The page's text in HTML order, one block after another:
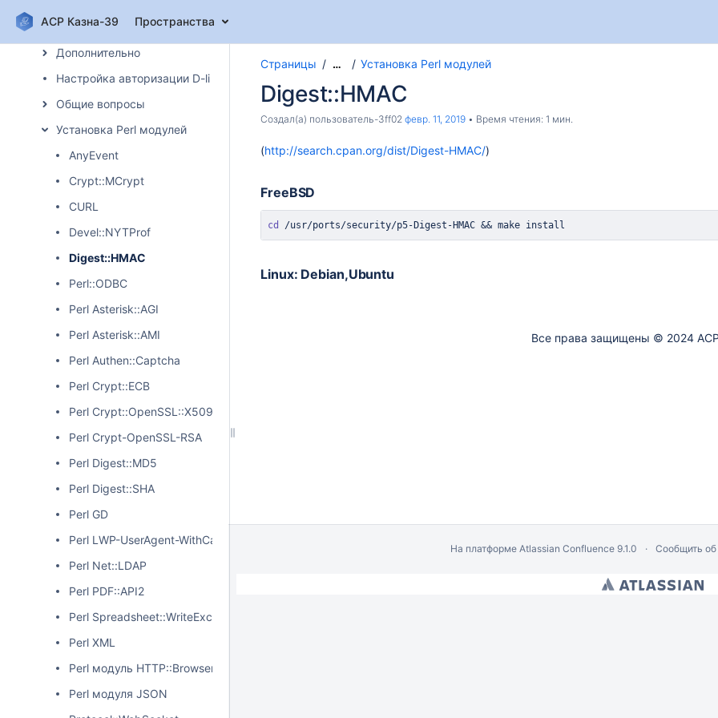
АСР Казна-39 Пространства
SQL запросы для АСР Казна-39
Дополнительно
Настройка авторизации D-link коммутатора
Общие вопросы
Установка Perl модулей
AnyEvent
Crypt::MCrypt
CURL
Devel::NYTProf
Digest::HMAC
Perl::ODBC
Perl Asterisk::AGI
Perl Asterisk::AMI
Perl Authen::Captcha
Perl Crypt::ECB
Perl Crypt::OpenSSL::X509
Perl Crypt-OpenSSL-RSA
Perl Digest::MD5
Perl Digest::SHA
Perl GD
Perl LWP-UserAgent-WithCache, URI
Perl Net::LDAP
Perl PDF::API2
Perl Spreadsheet::WriteExcel
Perl XML
Perl модуль HTTP::BrowserDetect
Perl модуля JSON
Страницы … Установка Perl модулей
Digest::HMAC
Создал(а) пользователь-3ff02 февр. 11, 2019 Время чтения: 1 мин.
(http://search.cpan.org/dist/Digest-HMAC/)
FreeBSD
cd /usr/ports/security/p5-Digest-HMAC && make install
Linux: Debian,Ubuntu
Все права защищены © 2024
На платформе Atlassian Confluence 9.1.0 Сообщить